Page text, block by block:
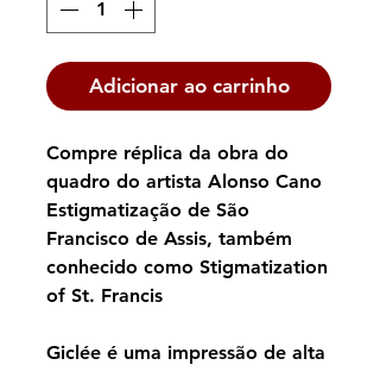
Adicionar ao carrinho
Compre réplica da obra do
quadro do artista Alonso Cano
Estigmatização de São
Francisco de Assis, também
conhecido como Stigmatization
of St. Francis
Giclée é uma impressão de alta